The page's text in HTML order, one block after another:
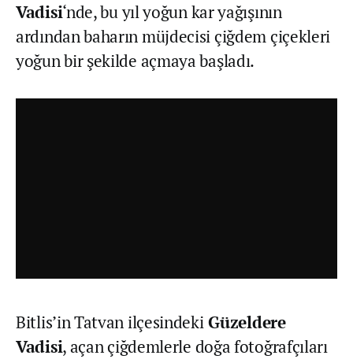
Vadisi‘nde, bu yıl yoğun kar yağışının
ardından baharın müjdecisi çiğdem çiçekleri
yoğun bir şekilde açmaya başladı.
Bitlis’in Tatvan ilçesindekiGüzeldere
Vadisi, açan çiğdemlerle doğa fotoğrafçıları